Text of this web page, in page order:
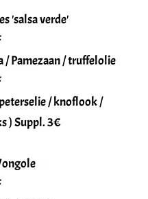
/Parmezaan /
2 kreeft
'salsa verde'
/ Pamezaan / truffelolie
/ knoflook /
) Suppl. 3€